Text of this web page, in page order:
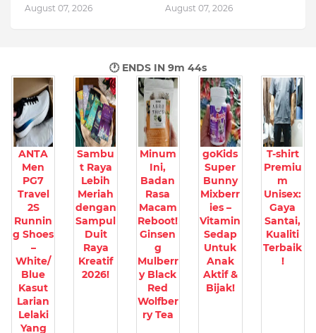
August 07, 2026 August 07, 2026
🕐 ENDS IN9m 43s
ANTA
Men
PG7
Travel
2S
Runnin
g Shoes
–
White/
Blue
Kasut
Larian
Lelaki
Yang
Sambu
t Raya
Lebih
Meriah
dengan
Sampul
Duit
Raya
Kreatif
2026!
Minum
Ini,
Badan
Rasa
Macam
Reboot!
Ginsen
g
Mulberr
y Black
Red
Wolfber
ry Tea
goKids
Super
Bunny
Mixberr
ies –
Vitamin
Sedap
Untuk
Anak
Aktif &
Bijak!
T-shirt
Premiu
m
Unisex:
Gaya
Santai,
Kualiti
Terbaik
!